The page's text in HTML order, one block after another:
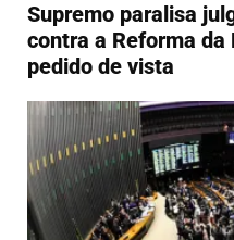
Supremo paralisa
contra a Reforma da
pedido de vista